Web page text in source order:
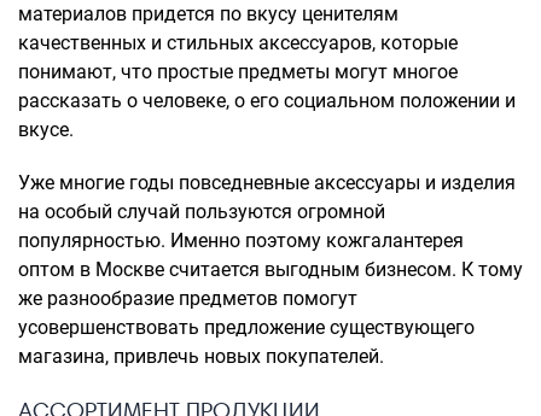
материалов придется по вкусу ценителям
качественных и стильных аксессуаров, которые
понимают, что простые предметы могут многое
рассказать о человеке, о его социальном положении и
вкусе.
Уже многие годы повседневные аксессуары и изделия
на особый случай пользуются огромной
популярностью. Именно поэтому кожгалантерея
оптом в Москве считается выгодным бизнесом. К тому
же разнообразие предметов помогут
усовершенствовать предложение существующего
магазина, привлечь новых покупателей.
АССОРТИМЕНТ ПРОДУКЦИИ